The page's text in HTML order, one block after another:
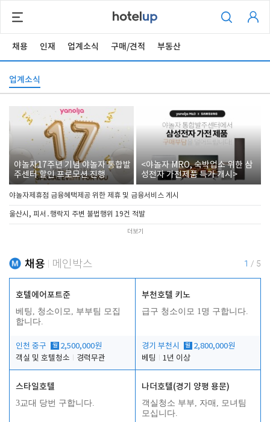
채용 인재 업계소식 구매/견적 부동산
업계소식
야놀자17주년 기념 야놀자 통합발
주센터 할인 프로모션 진행
<야놀자 MRO, 숙박업소 위한 삼
성전자 가전제품 특가 개시>
야놀자제휴점 금융혜택제공 위한 제휴 및 금융서비스 게시
울산시, 피서․행락지 주변 불법행위 19건 적발
더보기
채용 메인박스 1 / 5
호텔에어포트준
베팅, 청소이모, 부부팀 모집
합니다.
인천 중구 월 2,500,000원
객실 및 호텔청소
경력무관
부천호텔 키노
급구 청소이모 1명 구합니다.
경기 부천시 월 2,800,000원
베팅
1년 이상
스타일호텔
3교대 당번 구합니다.
나더호텔(경기 양평 용문)
객실청소 부부, 자매, 모녀팀
모십니다.